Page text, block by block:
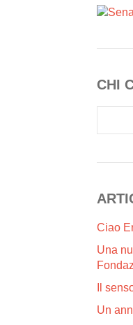
CHI
Ciao
Una
Il
Un